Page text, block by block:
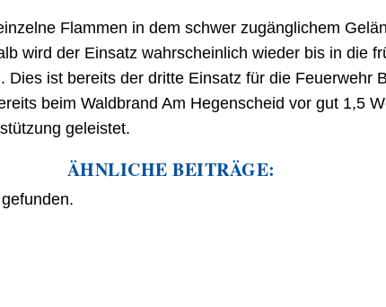
Flammen in dem schwer zugänglichem
wird der Einsatz wahrscheinlich wieder bis in die
Dies ist bereits der dritte Einsatz für die Feuerwehr
beim Waldbrand Am Hegenscheid vor gut 1,5
geleistet.
ÄHNLICHE BEITRÄGE: